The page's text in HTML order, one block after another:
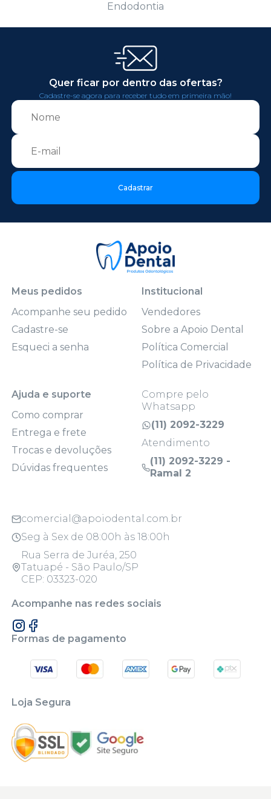
Endodontia
Quer ficar por dentro das ofertas?
Cadastre-se agora para receber tudo em primeira mão!
Cadastrar
Meus pedidos
Acompanhe seu pedido
Cadastre-se
Esqueci a senha
Institucional
Vendedores
Sobre a Apoio Dental
Política Comercial
Política de Privacidade
Ajuda e suporte
Como comprar
Entrega e frete
Trocas e devoluções
Dúvidas frequentes
Compre pelo
Whatsapp
(11) 2092-3229
Atendimento
(11) 2092-3229 -
Ramal 2
comercial@apoiodental.com.br
Seg à Sex de 08:00h às 18:00h
Rua Serra de Juréa, 250
Tatuapé - São Paulo/SP
CEP: 03323-020
Acompanhe nas redes sociais
Formas de pagamento
Loja Segura